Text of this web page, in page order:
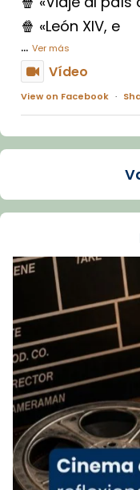
🍿 «León XIV, e
... Ver más
Vídeo
View on Facebook ·
La Carmina va
dos mesos, a
Recupera
tican News
07/carmina-
espana-
Foto
View on Facebook ·
2 weeks ago